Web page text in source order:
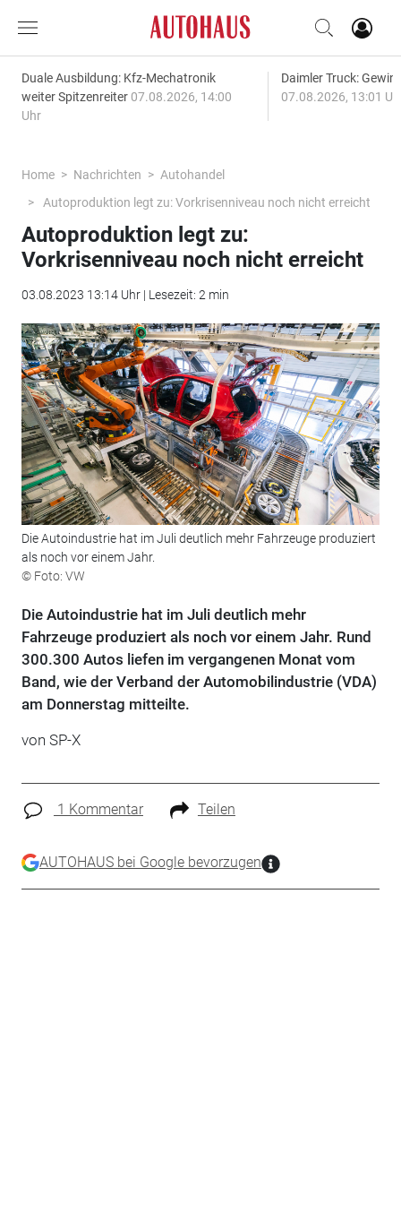
Duale Ausbildung: Kfz-Mechatronik
weiter Spitzenreiter 07.08.2026, 14:00
Uhr
Daimler Truck:
07.08.2026, 13:01
Home Nachrichten
Autohandel
Autoproduktion legt zu: Vorkrisenniveau noch nicht erreicht
Autoproduktion legt zu:
Vorkrisenniveau noch nicht erreicht
03.08.2023 13:14 Uhr | Lesezeit: 2 min
Die Autoindustrie hat im Juli deutlich mehr Fahrzeuge produziert
als noch vor einem Jahr.
© Foto: VW
Die Autoindustrie hat im Juli deutlich mehr
Fahrzeuge produziert als noch vor einem Jahr. Rund
300.300 Autos liefen im vergangenen Monat vom
Band, wie der Verband der Automobilindustrie (VDA)
am Donnerstag mitteilte.
von SP-X
1 Kommentar Teilen
AUTOHAUS bei Google bevorzugen